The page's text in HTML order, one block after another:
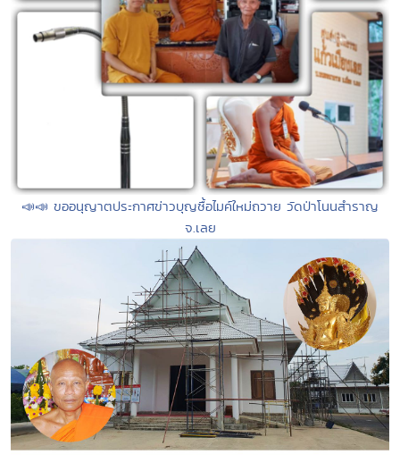
📣📣 ขออนุญาตประกาศข่าวบุญซื้อไมค์ใหม่ถวาย วัดป่าโนนสำราญ
จ.เลย